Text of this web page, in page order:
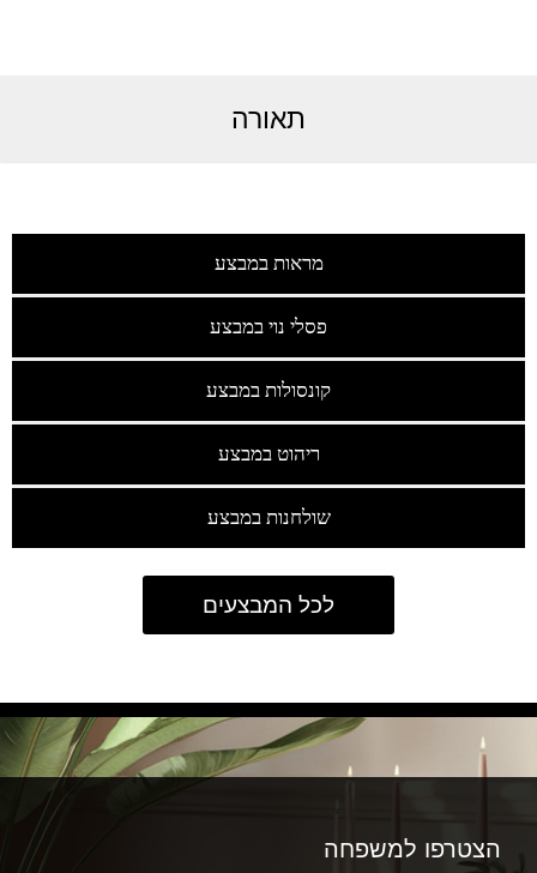
תאורה
מראות במבצע
פסלי נוי במבצע
קונסולות במבצע
ריהוט במבצע
שולחנות במבצע
לכל המבצעים
הצטרפו למשפחה